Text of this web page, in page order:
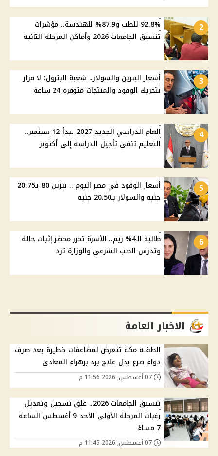
2
92.8% للطب و87.9% للهندسة.. مؤشرات
تنسيق الجامعات 2026 وأماكن المرحلة الثانية
3
أسعار البنزين والسولار.. شعبة البترول: لا قرار
بتحريك الوقود والمنتجات متوفرة 24 ساعة
4
العام الدراسي الجديد 2027 يبدأ 12 سبتمبر..
التعليم تنفي تأجيل الدراسة إلى أكتوبر
5
أسعار الوقود في مصر اليوم .. بنزين 80 بـ20.75
جنيه والسولار بـ20.50 جنيه
6
طالبة الـ4% ريم.. الأسرة تحرر محضر إثبات حالة
وتدرس الطب الشرعي والوزارة ترد
الاخبار العامة
الطفلة مكة تتعرض لمضاعفات خطيرة بعد صرف
دواء صرع بدل علاج برد بزهراء المعادي
تنسيق الجامعات 2026.. غلق تسجيل وتعديل
رغبات المرحلة الأولى الأحد 9 أغسطس الساعة
7 مساءً